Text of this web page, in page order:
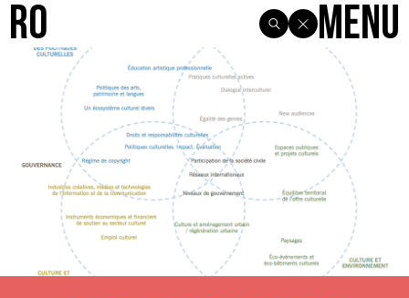
R0 Menu